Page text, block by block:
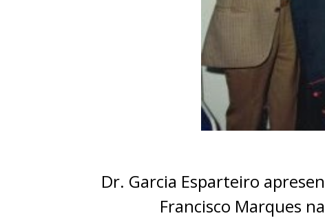
Dr. Garcia Esparteiro
Francisco Marques